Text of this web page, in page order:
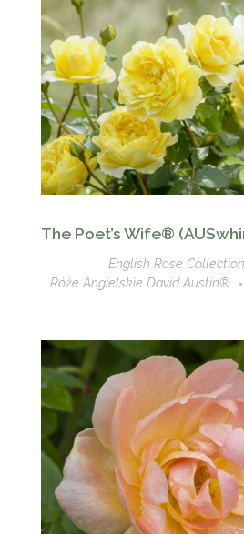
The Poet’s Wife®
English Rose Collection
Róże Angielskie David Austin®